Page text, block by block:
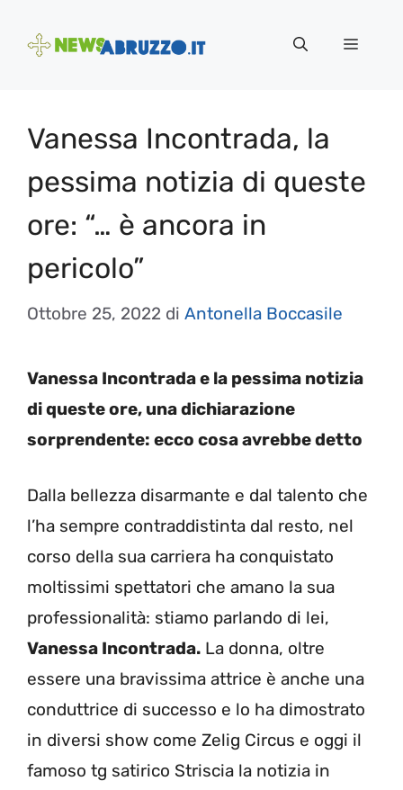
Menu
Vanessa Incontrada, la
pessima notizia di queste
ore: “… è ancora in
pericolo”
Ottobre 25, 2022 di Antonella Boccasile
Vanessa Incontrada e la pessima notizia
di queste ore, una dichiarazione
sorprendente: ecco cosa avrebbe detto
Dalla bellezza disarmante e dal talento che
l’ha sempre contraddistinta dal resto, nel
corso della sua carriera ha conquistato
moltissimi spettatori che amano la sua
professionalità: stiamo parlando di lei,
Vanessa Incontrada. La donna, oltre
essere una bravissima attrice è anche una
conduttrice di successo e lo ha dimostrato
in diversi show come Zelig Circus e oggi il
famoso tg satirico Striscia la notizia in